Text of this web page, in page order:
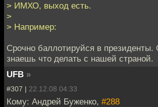
> ИМХО, выход есть.
>
> Например:
Срочно баллотируйся в
знаешь что делать с нашей страной.
UFB »
#307 | 22.12.08 04:33
Кому: Андрей Буженко, #288